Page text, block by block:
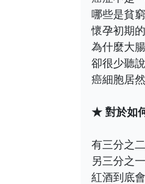
哪些是貧
懷孕初期
為什麼大
卻很少聽
癌細胞居
★ 對於如
有三分之
另三分之
紅酒到底